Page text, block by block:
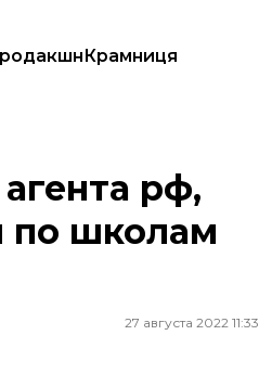
Крамниця
рф,
по школам
27 августа 2022 11:33